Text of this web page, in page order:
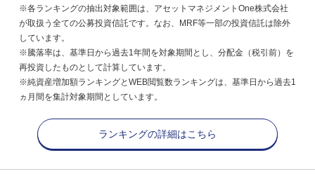
※各ランキングの抽出対象範囲は、アセットマネジメントOne株式会社
が取扱う全ての公募投資信託です。なお、MRF等一部の投資信託は除外
しています。
※騰落率は、基準日から過去1年間を対象期間とし、分配金（税引前）を
再投資したものとして計算しています。
※純資産増加額ランキングとWEB閲覧数ランキングは、基準日から過去1
ヵ月間を集計対象期間としています。
ランキングの詳細はこちら